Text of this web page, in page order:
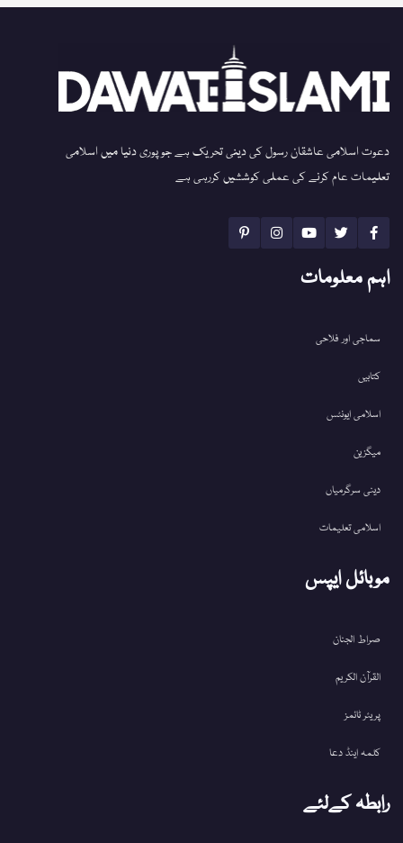
دعوت اسلامی عاشقان رسول کی دینی تحریک ہے جو پوری دنیا میں اسلامی
تعلیمات عام کرنے کی عملی کوششیں کررہی ہے
اہم معلومات
سماجی اور فلاحی
کتابیں
اسلامی ایونٹس
میگزین
دینی سرگرمیاں
اسلامی تعلیمات
موبائل ایپس
صراط الجنان
القرآن الکریم
پریئر ٹائمز
کلمہ اینڈ دعا
رابطہ کےلئے